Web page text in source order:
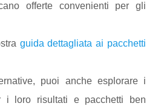
offerte convenienti per gli
guida dettagliata ai pacchetti
puoi anche esplorare i
i loro risultati e pacchetti ben